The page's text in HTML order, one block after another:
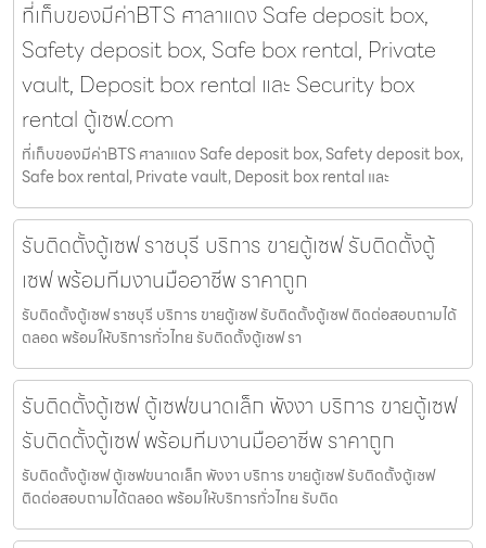
ที่เก็บของมีค่าBTS ศาลาแดง Safe deposit box,
Safety deposit box, Safe box rental, Private
vault, Deposit box rental และ Security box
rental ตู้เซฟ.com
ที่เก็บของมีค่าBTS ศาลาแดง Safe deposit box, Safety deposit box,
Safe box rental, Private vault, Deposit box rental และ
รับติดตั้งตู้เซฟ ราชบุรี บริการ ขายตู้เซฟ รับติดตั้งตู้
เซฟ พร้อมทีมงานมืออาชีพ ราคาถูก
รับติดตั้งตู้เซฟ ราชบุรี บริการ ขายตู้เซฟ รับติดตั้งตู้เซฟ ติดต่อสอบถามได้
ตลอด พร้อมให้บริการทั่วไทย รับติดตั้งตู้เซฟ รา
รับติดตั้งตู้เซฟ ตู้เซฟขนาดเล็ก พังงา บริการ ขายตู้เซฟ
รับติดตั้งตู้เซฟ พร้อมทีมงานมืออาชีพ ราคาถูก
รับติดตั้งตู้เซฟ ตู้เซฟขนาดเล็ก พังงา บริการ ขายตู้เซฟ รับติดตั้งตู้เซฟ
ติดต่อสอบถามได้ตลอด พร้อมให้บริการทั่วไทย รับติด